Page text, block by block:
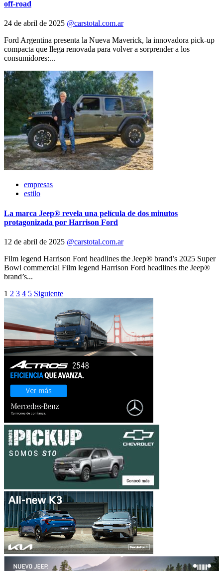
off-road
24 de abril de 2025 @carstotal.com.ar
Ford Argentina presenta la Nueva Maverick, la innovadora pick-up
compacta que llega renovada para volver a sorprender a los
consumidores:...
empresas
estilo
La marca Jeep® revela una película de dos minutos
protagonizada por Harrison Ford
12 de abril de 2025 @carstotal.com.ar
Film legend Harrison Ford headlines the Jeep® brand’s 2025 Super
Bowl commercial Film legend Harrison Ford headlines the Jeep®
brand’s...
Paginación
entradas
1 2 3 4 5 Siguiente